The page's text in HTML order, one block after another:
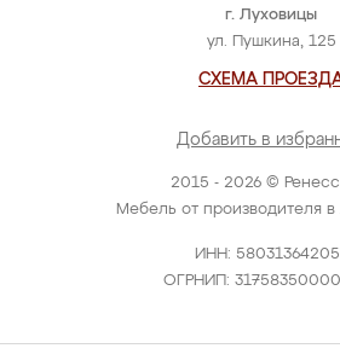
2015 - 2026 ©
Мебель от производителя в
ИНН:
ОГРНИП:
г. Луховицы
ул. Пушкина, 125
СХЕМА
Добавить в